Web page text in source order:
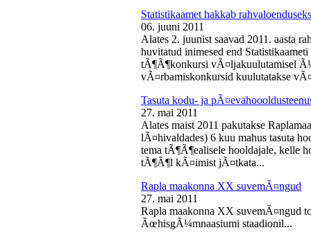
Statistikaamet hakkab
06. juuni 2011
Alates 2. juunist saavad 2011. aasta
huvitatud inimesed end
tÃ¶Ã¶konkursi vÃ¤ljakuulutamisel
vÃ¤rbamiskonkursid kuulutatakse
Tasuta kodu- ja
27. mai 2011
Alates maist 2011 pakutakse
lÃ¤hivaldades) 6 kuu mahus tasuta
tema tÃ¶Ã¶ealisele hooldajale, kelle
tÃ¶Ã¶l kÃ¤imist jÃ¤tkata...
Rapla maakonna XX suvemÃ¤ngud
27. mai 2011
Rapla maakonna XX suvemÃ¤ngud
ÃœhisgÃ¼mnaasiumi staadionil...